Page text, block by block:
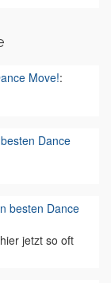
Move!:
Dance
besten Dance
jetzt so oft